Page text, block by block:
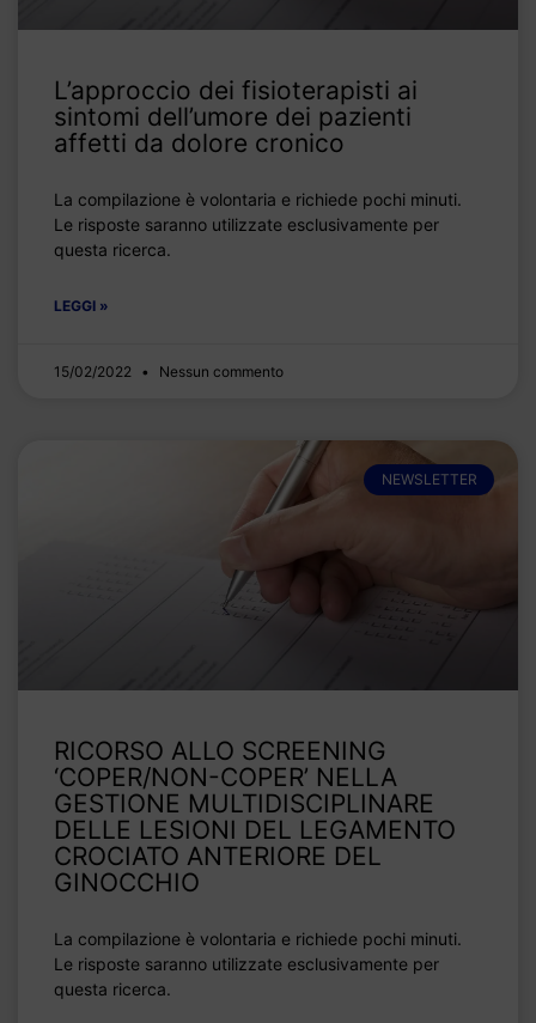
L’approccio dei fisioterapisti ai
sintomi dell’umore dei pazienti
affetti da dolore cronico
La compilazione è volontaria e richiede pochi minuti.
Le risposte saranno utilizzate esclusivamente per
questa ricerca.
LEGGI »
15/02/2022 Nessun commento
NEWSLETTER
RICORSO ALLO SCREENING
‘COPER/NON-COPER’ NELLA
GESTIONE MULTIDISCIPLINARE
DELLE LESIONI DEL LEGAMENTO
CROCIATO ANTERIORE DEL
GINOCCHIO
La compilazione è volontaria e richiede pochi minuti.
Le risposte saranno utilizzate esclusivamente per
questa ricerca.